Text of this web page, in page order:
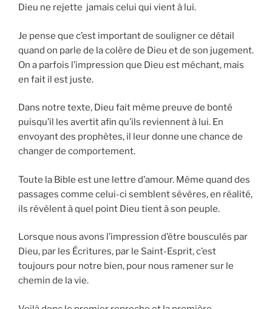
Dieu ne rejette jamais celui qui vient à lui.
Je pense que c’est important de souligner ce détail
quand on parle de la colère de Dieu et de son jugement.
On a parfois l’impression que Dieu est méchant, mais
en fait il est juste.
Dans notre texte, Dieu fait même preuve de bonté
puisqu’il les avertit afin qu’ils reviennent à lui. En
envoyant des prophètes, il leur donne une chance de
changer de comportement.
Toute la Bible est une lettre d’amour. Même quand des
passages comme celui-ci semblent sévères, en réalité,
ils révèlent à quel point Dieu tient à son peuple.
Lorsque nous avons l’impression d’être bousculés par
Dieu, par les Écritures, par le Saint-Esprit, c’est
toujours pour notre bien, pour nous ramener sur le
chemin de la vie.